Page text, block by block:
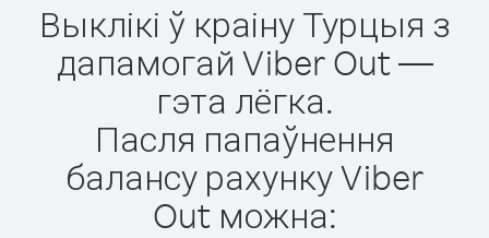
Выклікі ў краіну Турцыя з
дапамогай Viber Out —
гэта лёгка.
Пасля папаўнення
балансу рахунку Viber
Out можна: